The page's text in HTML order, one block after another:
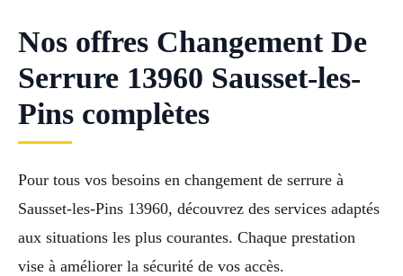
Nos offres Changement De
Serrure 13960 Sausset-les-
Pins complètes
Pour tous vos besoins en changement de serrure à
Sausset-les-Pins 13960, découvrez des services adaptés
aux situations les plus courantes. Chaque prestation
vise à améliorer la sécurité de vos accès.